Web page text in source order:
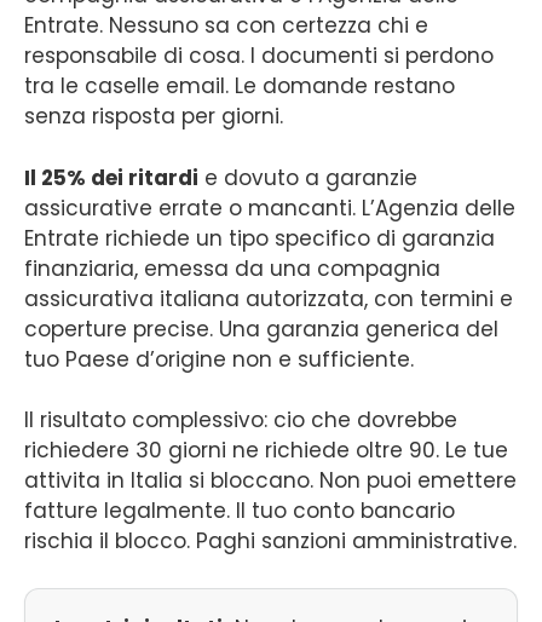
Entrate. Nessuno sa con certezza chi e
responsabile di cosa. I documenti si perdono
tra le caselle email. Le domande restano
senza risposta per giorni.
Il 25% dei ritardi e dovuto a garanzie
assicurative errate o mancanti. L’Agenzia delle
Entrate richiede un tipo specifico di garanzia
finanziaria, emessa da una compagnia
assicurativa italiana autorizzata, con termini e
coperture precise. Una garanzia generica del
tuo Paese d’origine non e sufficiente.
Il risultato complessivo: cio che dovrebbe
richiedere 30 giorni ne richiede oltre 90. Le tue
attivita in Italia si bloccano. Non puoi emettere
fatture legalmente. Il tuo conto bancario
rischia il blocco. Paghi sanzioni amministrative.